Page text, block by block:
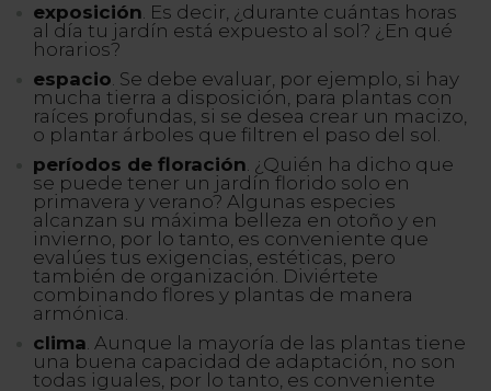
exposición. Es decir, ¿durante cuántas horas
al día tu jardín está expuesto al sol? ¿En qué
horarios?
espacio. Se debe evaluar, por ejemplo, si hay
mucha tierra a disposición, para plantas con
raíces profundas, si se desea crear un macizo,
o plantar árboles que filtren el paso del sol.
períodos de floración. ¿Quién ha dicho que
se puede tener un jardín florido solo en
primavera y verano? Algunas especies
alcanzan su máxima belleza en otoño y en
invierno, por lo tanto, es conveniente que
evalúes tus exigencias, estéticas, pero
también de organización. Diviértete
combinando flores y plantas de manera
armónica.
clima. Aunque la mayoría de las plantas tiene
una buena capacidad de adaptación, no son
todas iguales, por lo tanto, es conveniente